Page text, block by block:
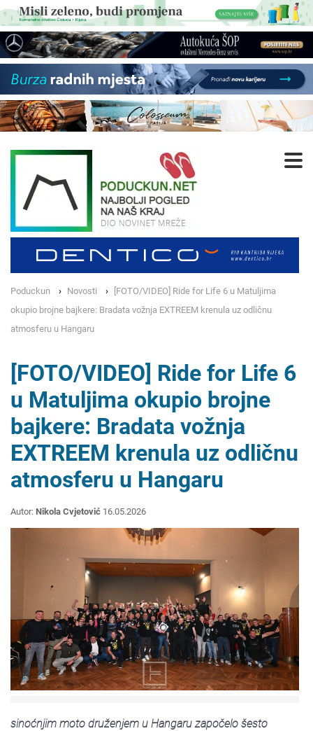
Poduckun Novosti
[FOTO/VIDEO] Ride for Life 6 u Matuljima
okupio brojne bajkere: Bradata vožnja EXTREEM krenula uz odličnu
atmosferu u Hangaru
[FOTO/VIDEO] Ride for Life 6
u Matuljima okupio brojne
bajkere: Bradata vožnja
EXTREEM krenula uz odličnu
atmosferu u Hangaru
Autor: Nikola Cvjetović 16.05.2026
sinoćnjim moto druženjem u Hangaru započelo šesto